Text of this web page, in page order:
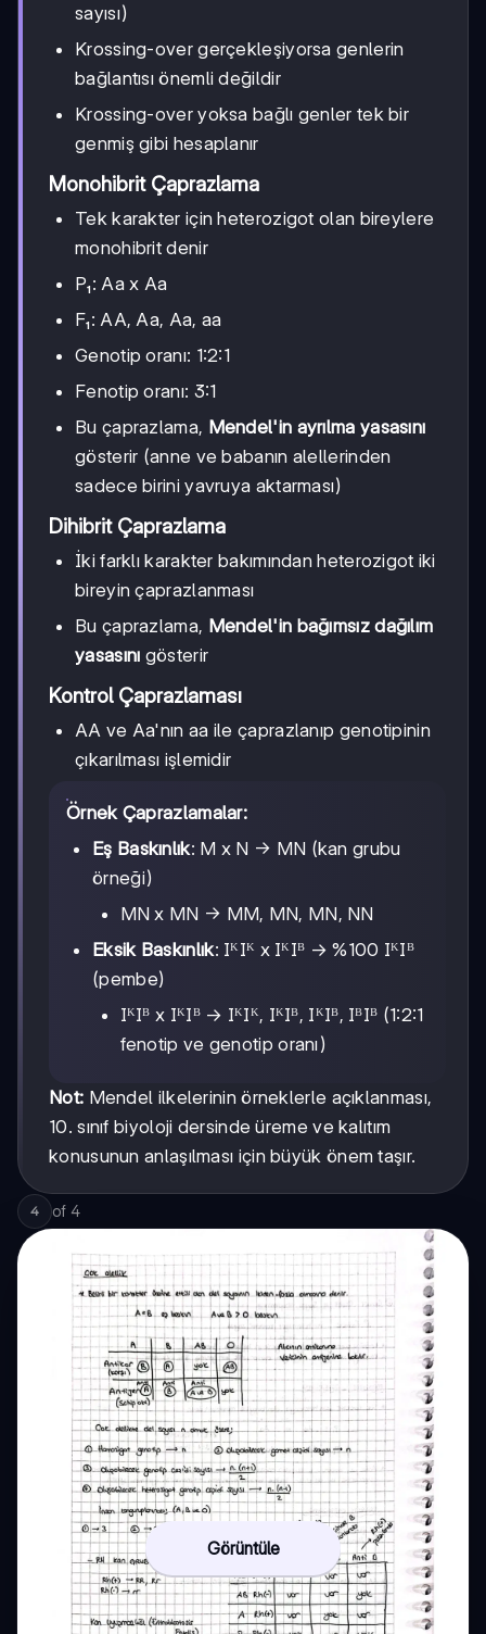
sayısı)
Krossing-over gerçekleşiyorsa genlerin
bağlantısı önemli değildir
Krossing-over yoksa bağlı genler tek bir
genmiş gibi hesaplanır
Monohibrit Çaprazlama
Tek karakter için heterozigot olan bireylere
monohibrit denir
P₁: Aa x Aa
F₁: AA, Aa, Aa, aa
Genotip oranı: 1:2:1
Fenotip oranı: 3:1
Bu çaprazlama, Mendel'in ayrılma yasasını
gösterir (anne ve babanın alellerinden
sadece birini yavruya aktarması)
Dihibrit Çaprazlama
İki farklı karakter bakımından heterozigot iki
bireyin çaprazlanması
Bu çaprazlama, Mendel'in bağımsız dağılım
yasasını gösterir
Kontrol Çaprazlaması
AA ve Aa'nın aa ile çaprazlanıp genotipinin
çıkarılması işlemidir
Örnek Çaprazlamalar:
Eş Baskınlık: M x N → MN (kan grubu
örneği)
MN x MN → MM, MN, MN, NN
Eksik Baskınlık: IᴷIᴷ x IᴷIᴮ → %100 IᴷIᴮ
(pembe)
IᴷIᴮ x IᴷIᴮ → IᴷIᴷ, IᴷIᴮ, IᴷIᴮ, IᴮIᴮ (1:2:1
fenotip ve genotip oranı)
Not: Mendel ilkelerinin örneklerle açıklanması,
10. sınıf biyoloji dersinde üreme ve kalıtım
konusunun anlaşılması için büyük önem taşır.
4 of 4
Görüntüle